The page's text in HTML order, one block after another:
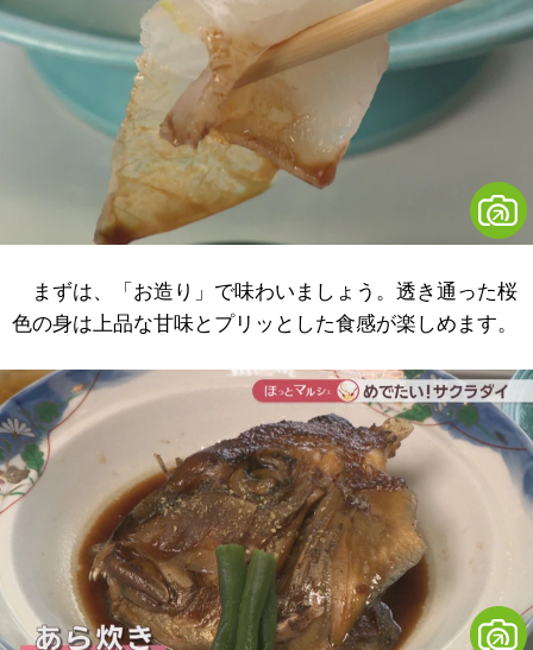
まずは、「お造り」で味わいましょう。透き通った桜
色の身は上品な甘味とプリッとした食感が楽しめます。